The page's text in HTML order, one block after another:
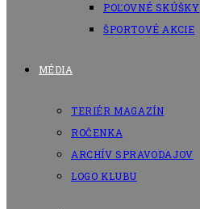
POĽOVNÉ SKÚŠKY
ŠPORTOVÉ AKCIE
MÉDIA
TERIÉR MAGAZÍN
ROČENKA
ARCHÍV SPRAVODAJOV
LOGO KLUBU